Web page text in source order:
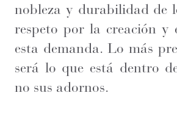
nobleza y durabilidad de
respeto por la creación y
esta demanda. Lo más
será lo que está dentro
no sus adornos.